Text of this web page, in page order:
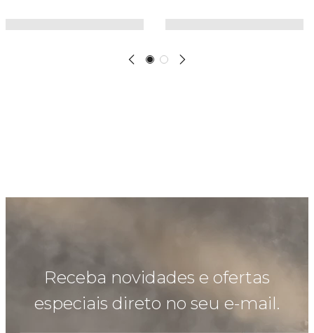
Receba novidades e ofertas
especiais direto no seu e-mail.